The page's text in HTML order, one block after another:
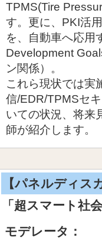
TPMS(Tire
す。更に、PKI活
を、自動車へ応用
Development
ン関係）。
これら現状では実
信/EDR/TPMSセ
いての状況、将来
師が紹介します。
【パネルディス
「超スマート
モデレータ：